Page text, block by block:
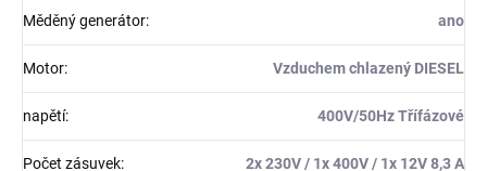
Měděný generátor: ano
Motor: Vzduchem chlazený DIESEL
napětí: 400V/50Hz Třífázové
Počet zásuvek: 2x 230V / 1x 400V / 1x 12V 8,3 A